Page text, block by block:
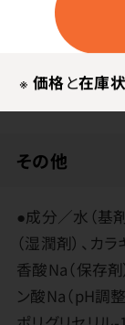
※ 価格と在庫
メーカー・ブラ
ピジョン
その他
●成分／水（基
（湿潤剤）、カ
香酸Na（保存剤
ン酸Na（pH調